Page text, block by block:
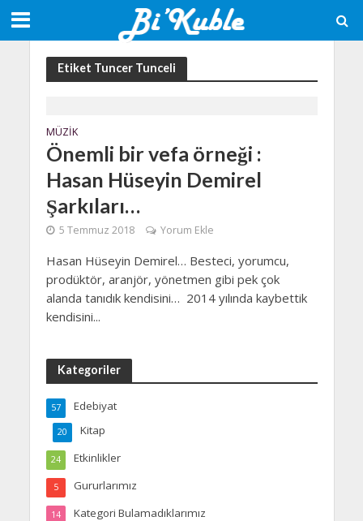
Etiket Tuncer Tunceli
MÜZIK
Önemli bir vefa örneği :
Hasan Hüseyin Demirel
Şarkıları…
5 Temmuz 2018 Yorum Ekle
Hasan Hüseyin Demirel… Besteci, yorumcu,
prodüktör, aranjör, yönetmen gibi pek çok
alanda tanıdık kendisini… 2014 yılında kaybettik
kendisini...
Kategoriler
Edebiyat
57
Kitap
20
Etkinlikler
24
Gururlarımız
5
Kategori Bulamadıklarımız
14